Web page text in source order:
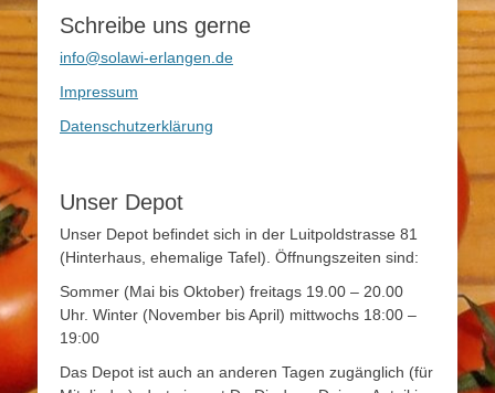
Schreibe uns gerne
info@solawi-erlangen.de
Impressum
Datenschutzerklärung
Unser Depot
Unser Depot befindet sich in der Luitpoldstrasse 81
(Hinterhaus, ehemalige Tafel). Öffnungszeiten sind:
Sommer (Mai bis Oktober) freitags 19.00 – 20.00
Uhr. Winter (November bis April) mittwochs 18:00 –
19:00
Das Depot ist auch an anderen Tagen zugänglich (für